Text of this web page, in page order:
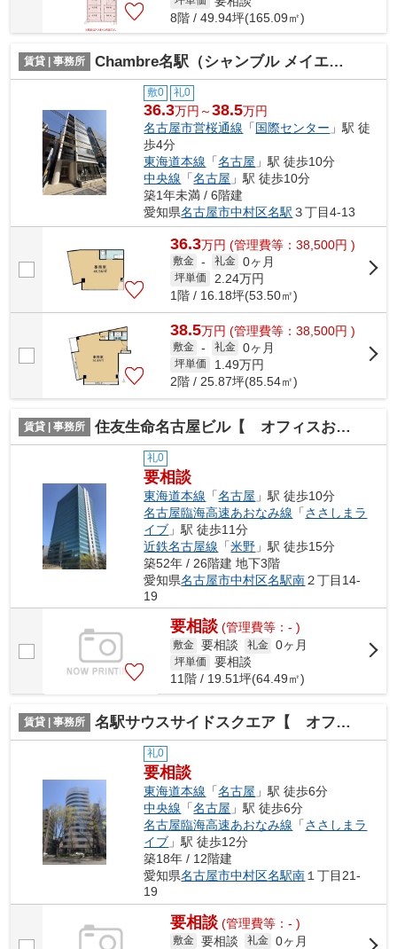
8階 / 49.94坪(165.09㎡)
賃貸 | 事務所 Chambre名駅（シャンブル メイエキ）【 オフィスおすすめ 】
敷0 礼0
36.3万円～38.5万円
名古屋市営桜通線 「国際センター 」駅 徒
歩4分
東海道本線 「名古屋 」駅 徒歩10分
中央線 「名古屋 」駅 徒歩10分
築1年未満 / 6階建
愛知県名古屋市中村区名駅 ３丁目4-13
36.3万円 (管理費等：38,500円 )
敷金 - 礼金 0ヶ月
坪単価 2.24万円
1階 / 16.18坪(53.50㎡)
38.5万円 (管理費等：38,500円 )
敷金 - 礼金 0ヶ月
坪単価 1.49万円
2階 / 25.87坪(85.54㎡)
賃貸 | 事務所 住友生命名古屋ビル【 オフィスおすすめ 】
礼0
要相談
東海道本線 「名古屋 」駅 徒歩10分
名古屋臨海高速あおなみ線 「ささしまラ
イブ 」駅 徒歩11分
近鉄名古屋線 「米野 」駅 徒歩15分
築52年 / 26階建 地下3階
愛知県名古屋市中村区名駅南２丁目14-
19
要相談 (管理費等：- )
敷金 要相談 礼金 0ヶ月
坪単価
要相談
11階 / 19.51坪(64.49㎡)
賃貸 | 事務所 名駅サウスサイドスクエア【 オフィスおすすめ 】
礼0
要相談
東海道本線 「名古屋 」駅 徒歩6分
中央線 「名古屋 」駅 徒歩6分
名古屋臨海高速あおなみ線 「ささしまラ
イブ 」駅 徒歩12分
築18年 / 12階建
愛知県名古屋市中村区名駅南１丁目21-
19
要相談 (管理費等：- )
敷金 要相談 礼金 0ヶ月